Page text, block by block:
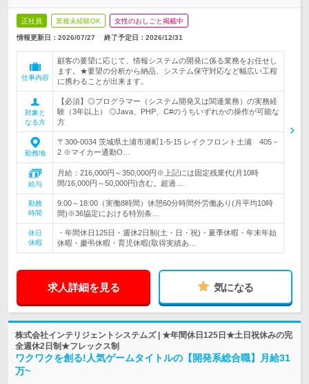
正社員 業種未経験OK 女性のおしごと掲載中
情報更新日：2026/07/27 終了予定日： 2026/12/31
仕事内容
顧客の要望に応じて、情報システムの開発に係る業務をお任せし
ます。★要望の分析から納品、システム保守対応など幅広い工程
に携わることが出来ます。
対象と
なる方
【必須】◎プログラマー（システム開発又は関連業務）の実務経
験（3年以上） ◎Java、PHP、C#のうちいずれかの操作が可能な
方
勤務地
〒300-0034 茨城県土浦市港町1‐5‐15 レイクフロント土浦 405－
2 ※マイカー通勤O…
給与
月給：216,000円～350,000円※上記には固定残業代(月10時
間/16,000円～50,000円)含む。超過…
勤務
時間
9:00～18:00（実働8時間）休憩60分時間外労働あり(月平均10時
間)※36協定における特別条…
休日
休暇
・年間休日125日・週休2日制(土・日・祝)・夏季休暇・年末年始
休暇・慶弔休暇・育児休暇(取得実績あ…
求人詳細を見る 気になる
株式会社インテリジェントシステムズ | ★年間休日125日★土日祝休みの完
全週休2日制★フレックス制
ワクワクを創る!人気ゲームタイトルの【開発系総合職】月給31
万~